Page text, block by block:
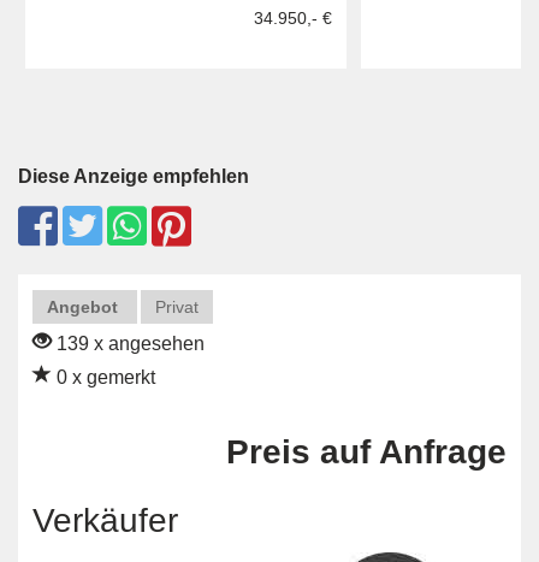
34.950,- €
Diese Anzeige empfehlen
Angebot Privat
139 x angesehen
0 x gemerkt
Preis auf Anfrage
Verkäufer